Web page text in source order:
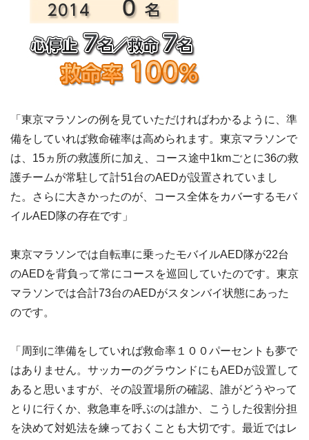
「東京マラソンの例を見ていただければわかるように、準
備をしていれば救命確率は高められます。東京マラソンで
は、15ヵ所の救護所に加え、コース途中1kmごとに36の救
護チームが常駐して計51台のAEDが設置されていまし
た。さらに大きかったのが、コース全体をカバーするモバ
イルAED隊の存在です」
東京マラソンでは自転車に乗ったモバイルAED隊が22台
のAEDを背負って常にコースを巡回していたのです。東京
マラソンでは合計73台のAEDがスタンバイ状態にあった
のです。
「周到に準備をしていれば救命率１００パーセントも夢で
はありません。サッカーのグラウンドにもAEDが設置して
あると思いますが、その設置場所の確認、誰がどうやって
とりに行くか、救急車を呼ぶのは誰か、こうした役割分担
を決めて対処法を練っておくことも大切です。最近ではレ